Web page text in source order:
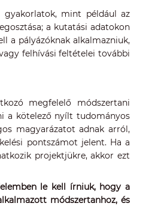
mint például az
a kutatási adatokon
a pályázóknak alkalmazniuk,
felhívási feltételei további
megfelelő módszertani
a kötelező nyílt tudományos
magyarázatot adnak arról,
pontszámot jelent. Ha a
projektjükre, akkor ezt
le kell írniuk, hogy a
módszertanhoz, és